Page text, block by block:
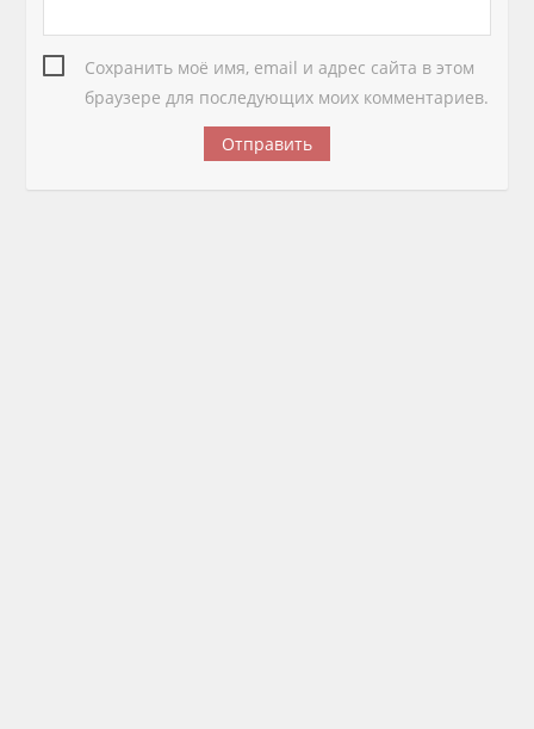
Сохранить моё имя, email и адрес сайта в этом
браузере для последующих моих комментариев.